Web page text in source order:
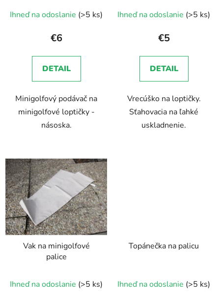
Ihneď na odoslanie (>5 ks)
€6
DETAIL
Minigolfový podávač na
minigolfové loptičky -
násoska.
Ihneď na odoslanie (>5 ks)
€5
DETAIL
Vrecúško na loptičky.
Sťahovacia na ľahké
uskladnenie.
Vak na minigolfové
palice
Ihneď na odoslanie (>5 ks)
Topánečka na palicu
Ihneď na odoslanie (>5 ks)